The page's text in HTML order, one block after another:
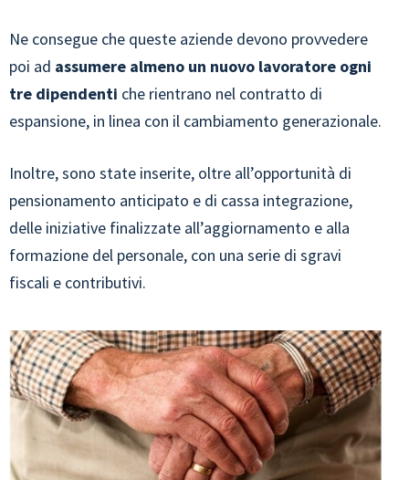
Ne consegue che queste aziende devono provvedere
poi ad assumere almeno un nuovo lavoratore ogni
tre dipendenti che rientrano nel contratto di
espansione, in linea con il cambiamento generazionale.
Inoltre, sono state inserite, oltre all’opportunità di
pensionamento anticipato e di cassa integrazione,
delle iniziative finalizzate all’aggiornamento e alla
formazione del personale, con una serie di sgravi
fiscali e contributivi.